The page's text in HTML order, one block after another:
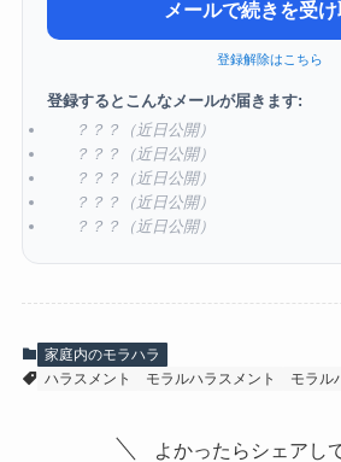
メールで続きを受け
登録解除はこちら
登録するとこんなメールが届きます:
？？？（近日公開）
？？？（近日公開）
？？？（近日公開）
？？？（近日公開）
？？？（近日公開）
家庭内のモラハラ
ハラスメント
モラルハラスメント モラル
よかったらシェアし